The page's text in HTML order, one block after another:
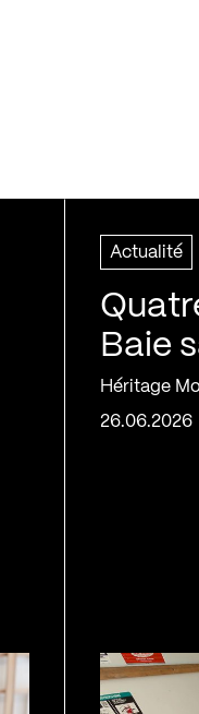
Actualité
Baie
Héritage
26.06.2026